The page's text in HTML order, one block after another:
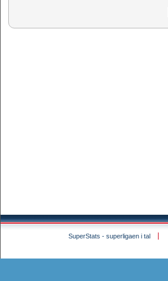
SuperStats - superligaen i tal